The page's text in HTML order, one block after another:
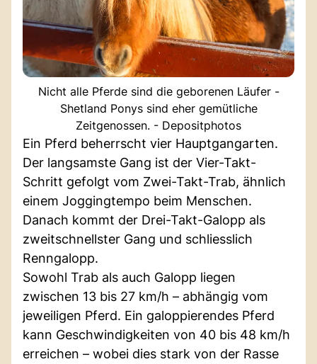
Nicht alle Pferde sind die geborenen Läufer -
Shetland Ponys sind eher gemütliche
Zeitgenossen. - Depositphotos
Ein Pferd beherrscht vier Hauptgangarten.
Der langsamste Gang ist der Vier-Takt-
Schritt gefolgt vom Zwei-Takt-Trab, ähnlich
einem Joggingtempo beim Menschen.
Danach kommt der Drei-Takt-Galopp als
zweitschnellster Gang und schliesslich
Renngalopp.
Sowohl Trab als auch Galopp liegen
zwischen 13 bis 27 km/h – abhängig vom
jeweiligen Pferd. Ein galoppierendes Pferd
kann Geschwindigkeiten von 40 bis 48 km/h
erreichen – wobei dies stark von der Rasse